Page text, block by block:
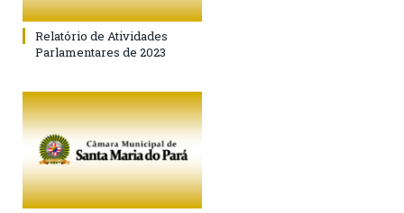
Relatório de Atividades
Parlamentares de 2023